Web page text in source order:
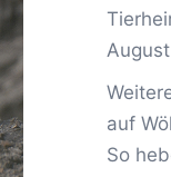
auf
So